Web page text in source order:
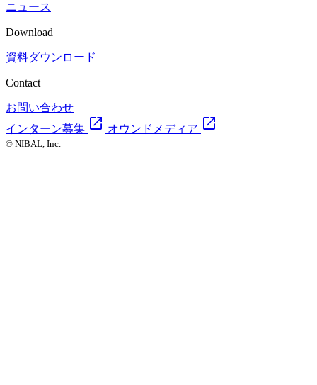
ニュース
Download
資料ダウンロード
Contact
お問い合わせ
インターン募集 open_in_new オウンドメディア open_in_new
© NIBAL, Inc.